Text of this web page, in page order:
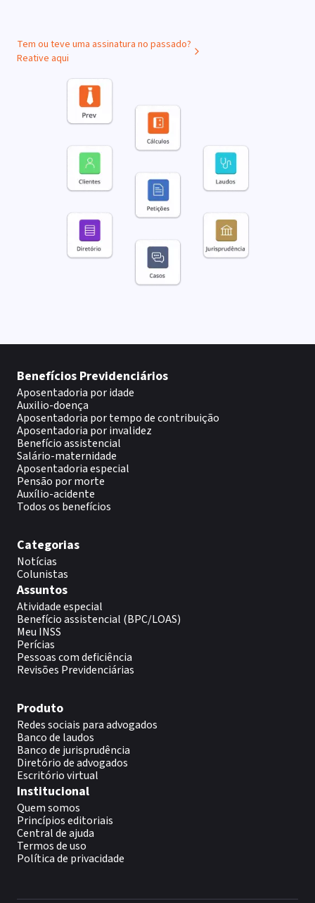
Tem ou teve uma assinatura no passado?
Reative aqui
Benefícios Previdenciários
Aposentadoria por idade
Auxilio-doença
Aposentadoria por tempo de contribuição
Aposentadoria por invalidez
Benefício assistencial
Salário-maternidade
Aposentadoria especial
Pensão por morte
Auxílio-acidente
Todos os benefícios
Categorias
Notícias
Colunistas
Assuntos
Atividade especial
Benefício assistencial (BPC/LOAS)
Meu INSS
Perícias
Pessoas com deficiência
Revisões Previdenciárias
Produto
Redes sociais para advogados
Banco de laudos
Banco de jurisprudência
Diretório de advogados
Escritório virtual
Institucional
Quem somos
Princípios editoriais
Central de ajuda
Termos de uso
Política de privacidade